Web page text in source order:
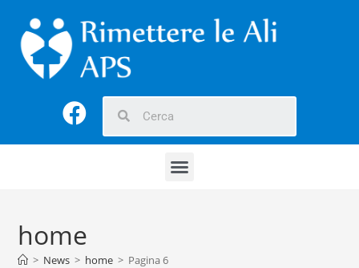
home
> News > home > Pagina 6